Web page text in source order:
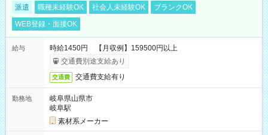
派遣 職種未経験OK 社会人未経験OK
ブランクOK
WEB登録・面接OK
給与
時給1450円 【月収例】159500円以上
交通費別途支給あり
交通費 交通費支給有り
勤務地
岐阜県山県市
岐阜駅
素材系メーカー